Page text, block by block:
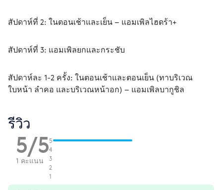
สัปดาห์ที่ 2: ในตอนเช้าและเย็น – แอมเพิลไฮดร้า+
สัปดาห์ที่ 3: แอมเพิลยกและกระชับ
สัปดาห์ละ 1-2 ครั้ง: ในตอนเช้าและตอนเย็น (ทาบริเวณ
ใบหน้า ลำคอ และบริเวณหน้าอก) – แอมเพิลบากูชิล
รีวิว
5/5
1 คะแนน
5
4
3
2
1